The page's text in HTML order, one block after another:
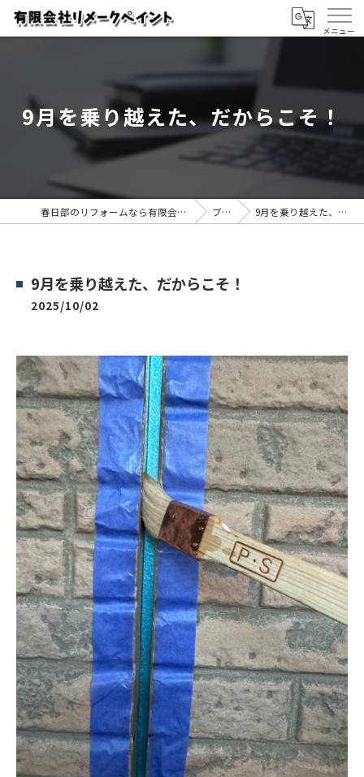
9月を乗り越えた、だからこそ！
春日部のリフォームなら有限会社リメークペイント ブログ 9月を乗り越えた、だからこそ！
9月を乗り越えた、だからこそ！
2025/10/02